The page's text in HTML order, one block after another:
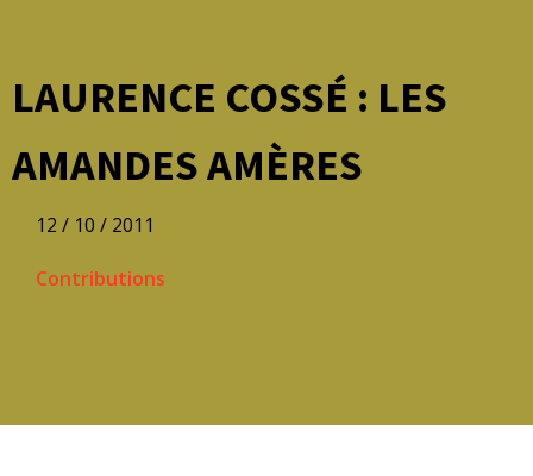
LAURENCE COSSÉ : LES
AMANDES AMÈRES
12 / 10 / 2011
Contributions